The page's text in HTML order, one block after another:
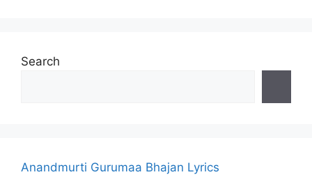
Search
Anandmurti Gurumaa Bhajan Lyrics